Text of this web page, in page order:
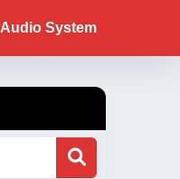
Audio System